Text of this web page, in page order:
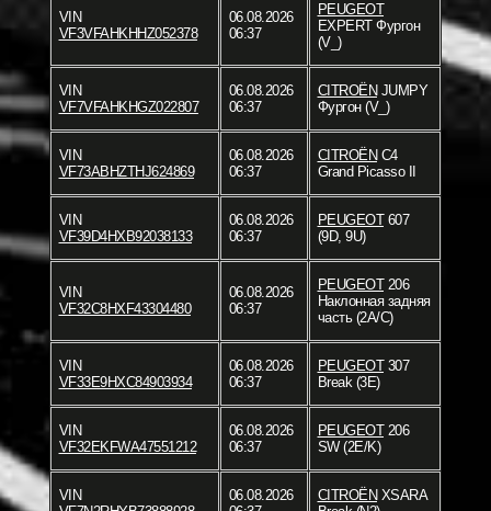
VIN
VF3VFAHKHHZ052378
06.08.2026
06:37
PEUGEOT
EXPERT Фургон
(V_)
VIN
VF7VFAHKHGZ022807
06.08.2026
06:37
CITROËN JUMPY
Фургон (V_)
VIN
VF73ABHZTHJ624869
06.08.2026
06:37
CITROËN C4
Grand Picasso II
VIN
VF39D4HXB92038133
06.08.2026
06:37
PEUGEOT607
(9D, 9U)
VIN
VF32C8HXF43304480
06.08.2026
06:37
PEUGEOT206
Наклонная задняя
часть (2A/C)
VIN
VF33E9HXC84903934
06.08.2026
06:37
PEUGEOT307
Break (3E)
VIN
VF32EKFWA47551212
06.08.2026
06:37
PEUGEOT206
SW (2E/K)
VIN
06.08.2026
CITROËN XSARA